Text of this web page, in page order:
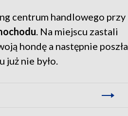
centrum handlowego przy
. Na miejscu zastali
hondę a następnie poszła
już nie było.